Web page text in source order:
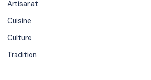
Artisanat
Cuisine
Culture
Tradition